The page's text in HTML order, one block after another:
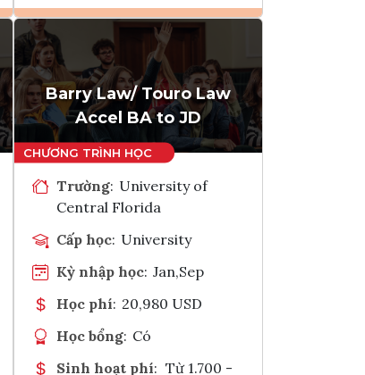
Ghi danh
Tham vấn Interlink
Barry Law/ Touro Law
Accel BA to JD
Trường: University of
Central Florida
Cấp học: University
Kỳ nhập học: Jan,Sep
Học phí: 20,980 USD
Học bổng: Có
Sinh hoạt phí: Từ 1.700 -